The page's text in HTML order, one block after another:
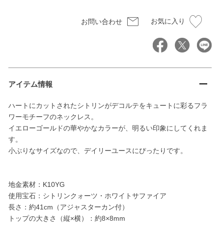
お問い合わせ お気に入り
アイテム情報
ハートにカットされたシトリンがデコルテをキュートに彩るフラ
ワーモチーフのネックレス。
イエローゴールドの華やかなカラーが、明るい印象にしてくれま
す。
小ぶりなサイズなので、デイリーユースにぴったりです。
地金素材：K10YG
使用宝石：シトリンクォーツ・ホワイトサファイア
長さ：約41cm（アジャスターカン付）
トップの大きさ（縦×横）：約8×8mm